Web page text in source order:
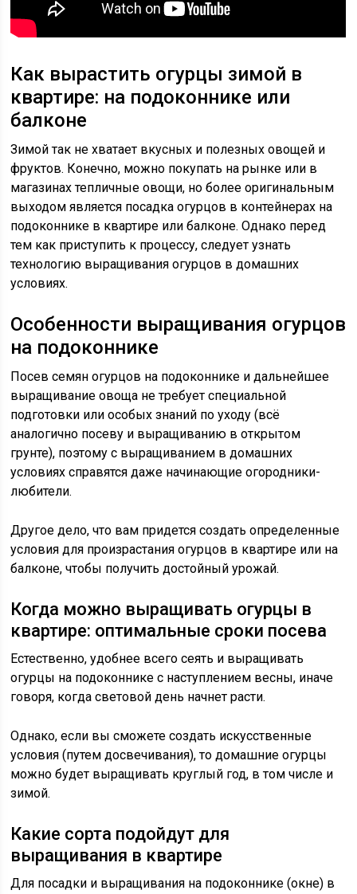
Как вырастить огурцы зимой в
квартире: на подоконнике или
балконе
Зимой так не хватает вкусных и полезных овощей и
фруктов. Конечно, можно покупать на рынке или в
магазинах тепличные овощи, но более оригинальным
выходом является посадка огурцов в контейнерах на
подоконнике в квартире или балконе. Однако перед
тем как приступить к процессу, следует узнать
технологию выращивания огурцов в домашних
условиях.
Особенности выращивания огурцов
на подоконнике
Посев семян огурцов на подоконнике и дальнейшее
выращивание овоща не требует специальной
подготовки или особых знаний по уходу (всё
аналогично посеву и выращиванию в открытом
грунте), поэтому с выращиванием в домашних
условиях справятся даже начинающие огородники-
любители.
Другое дело, что вам придется создать определенные
условия для произрастания огурцов в квартире или на
балконе, чтобы получить достойный урожай.
Когда можно выращивать огурцы в
квартире: оптимальные сроки посева
Естественно, удобнее всего сеять и выращивать
огурцы на подоконнике с наступлением весны, иначе
говоря, когда световой день начнет расти.
Однако, если вы сможете создать искусственные
условия (путем досвечивания), то домашние огурцы
можно будет выращивать круглый год, в том числе и
зимой.
Какие сорта подойдут для
выращивания в квартире
Для посадки и выращивания на подоконнике (окне) в